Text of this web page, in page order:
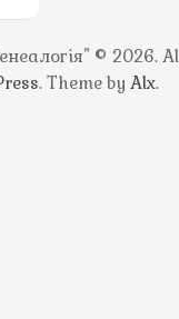
© 2026.
. Theme by Alx.